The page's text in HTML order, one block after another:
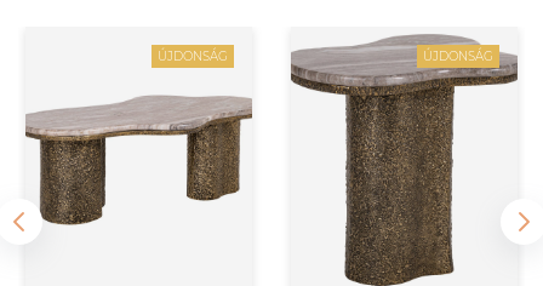
ÚJDONSÁG ÚJDONSÁG